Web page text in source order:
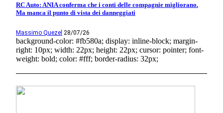
RC Auto: ANIA conferma che i conti delle compagnie migliorano.
Ma manca il punto di vista dei danneggiati
Massimo Quezel 28/07/26
background-color: #fb580a; display: inline-block; margin-
right: 10px; width: 22px; height: 22px; cursor: pointer; font-
weight: bold; color: #fff; border-radius: 32px;